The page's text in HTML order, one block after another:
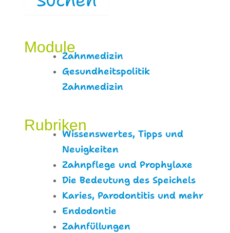
Module
Zahnmedizin
Gesundheitspolitik
Zahnmedizin
Rubriken
Wissenswertes, Tipps und
Neuigkeiten
Zahnpflege und Prophylaxe
Die Bedeutung des Speichels
Karies, Parodontitis und mehr
Endodontie
Zahnfüllungen